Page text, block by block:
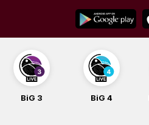
content
BiG 3 BiG 4